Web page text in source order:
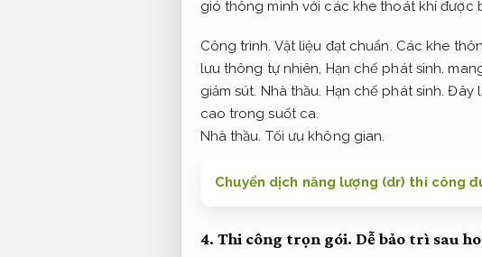
gió thông minh với các khe thoát khí được
Công trình. Vật liệu đạt chuẩn. Các khe
lưu thông tự nhiên, Hạn chế phát sinh.
giảm sút. Nhà thầu. Hạn chế phát sinh. Đây
cao trong suốt ca.
Nhà thầu. Tối ưu không gian.
Chuyển dịch năng lượng (dr) thi công
4. Thi công trọn gói. Dễ bảo trì sau